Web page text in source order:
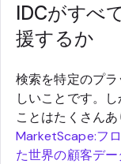
IDCがすべ
援するか
検索を特定のプ
しいことです。
ことはたくさんあ
MarketScape:フ
た世界の顧客デ